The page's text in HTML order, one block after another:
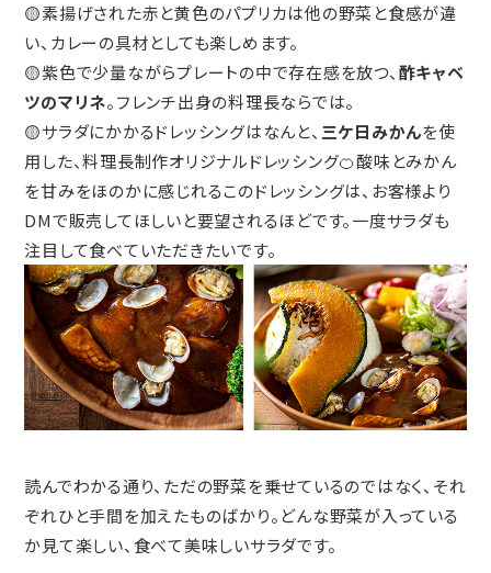
🟡素揚げされた赤と黄色のパプリカは他の野菜と食感が違
い、カレーの具材としても楽しめます。
🟡紫色で少量ながらプレートの中で存在感を放つ、 酢キャベ
ツのマリネ。フレンチ出身の料理長ならでは。
🟡サラダにかかるドレッシングはなんと、 三ケ日みかんを使
用した、料理長制作オリジナルドレッシング🍊酸味とみかん
を甘みをほのかに感じれるこのドレッシングは、お客様より
DMで販売してほしいと要望されるほどです。一度サラダも
注目して食べていただきたいです。
読んでわかる通り、ただの野菜を乗せているのではなく、それ
ぞれひと手間を加えたものばかり。どんな野菜が入っている
か見て楽しい、食べて美味しいサラダです。